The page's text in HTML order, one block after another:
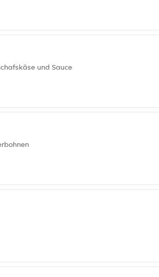
und Sauce